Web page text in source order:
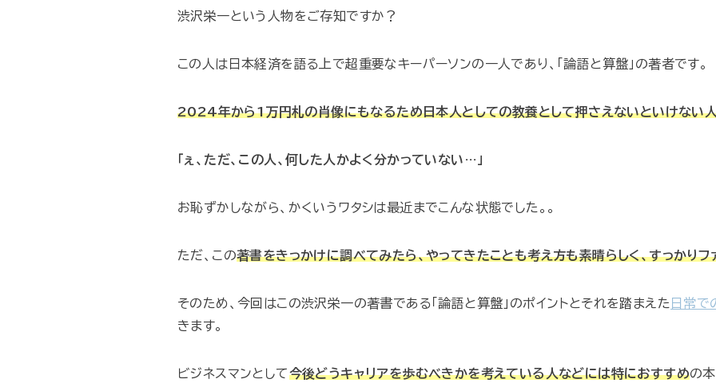
渋沢栄一という人物をご存知ですか？
この人は日本経済を語る上で超重要なキーパーソンの一人であり、「論語と算盤」の著者です。
2024年から1万円札の肖像にもなるため日本人としての教養として押さえないといけない
「ぇ、ただ、この人、何した人かよく分かっていない…」
お恥ずかしながら、かくいうワタシは最近までこんな状態でした。。
ただ、この著書をきっかけに調べてみたら、やってきたことも考え方も素晴らしく、すっかりフ
そのため、今回はこの渋沢栄一の著書である「論語と算盤」のポイントとそれを踏まえた 日常で
きます。
ビジネスマンとして今後どうキャリアを歩むべきかを考えている人などには特におすすめ